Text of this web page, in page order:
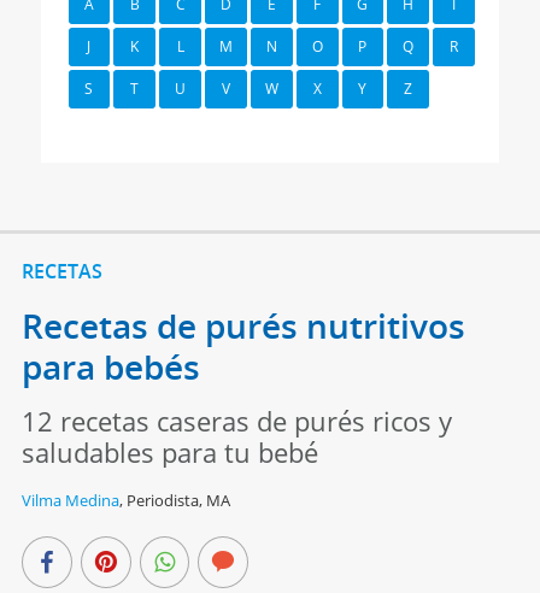
J K L M N O P Q R
S T U V W X Y Z
RECETAS
Recetas de purés nutritivos
para bebés
12 recetas caseras de purés ricos y
saludables para tu bebé
Vilma Medina, Periodista, MA